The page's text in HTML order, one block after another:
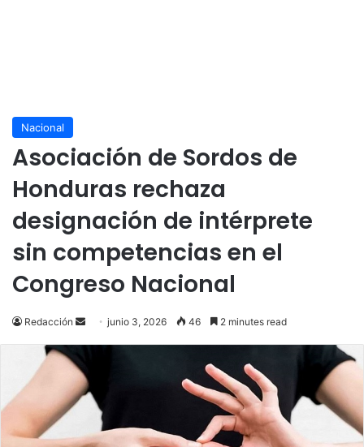
Nacional
Asociación de Sordos de
Honduras rechaza
designación de intérprete
sin competencias en el
Congreso Nacional
Redacción
Sendjunio 3, 2026 46 2 minutes read